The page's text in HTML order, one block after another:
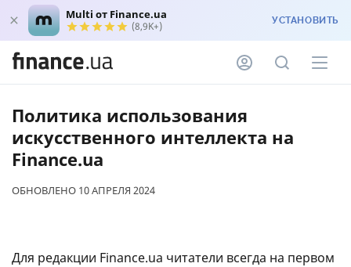
Multi от Finance.ua
(8,9K+) УСТАНОВИТЬ
Политика использования
искусственного интеллекта на
Finance.ua
ОБНОВЛЕНО 10 АПРЕЛЯ 2024
Для редакции Finance.ua читатели всегда на первом